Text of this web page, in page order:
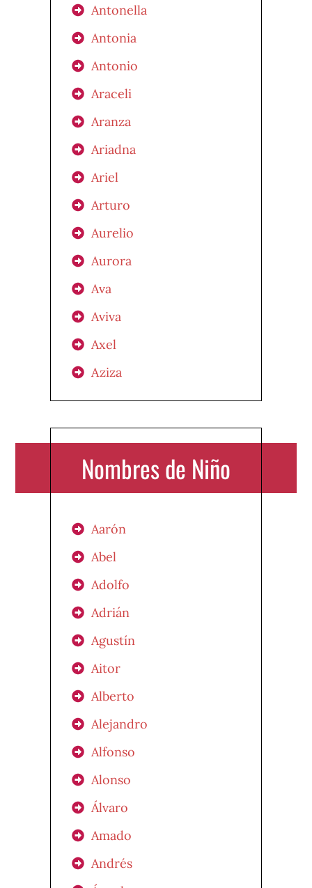
Antonella
Antonia
Antonio
Araceli
Aranza
Ariadna
Ariel
Arturo
Aurelio
Aurora
Ava
Aviva
Axel
Aziza
Nombres de Niño
Aarón
Abel
Adolfo
Adrián
Agustín
Aitor
Alberto
Alejandro
Alfonso
Alonso
Álvaro
Amado
Andrés